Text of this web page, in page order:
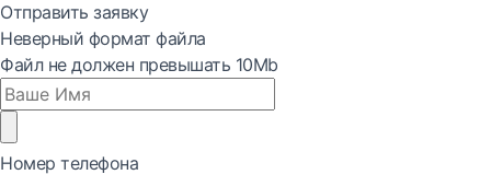
Отправить заявку
Неверный формат файла
Файл не должен превышать 10Mb
Номер телефона